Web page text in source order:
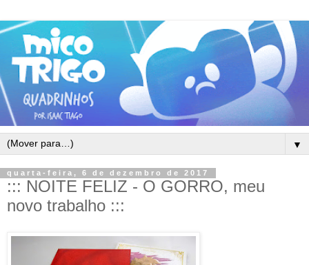
▼
quarta-feira, 6 de dezembro de 2017
::: NOITE FELIZ - O GORRO, meu
novo trabalho :::